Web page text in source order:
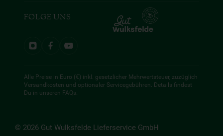
FOLGE UNS
Alle Preise in Euro (€) inkl. gesetzlicher Mehrwertsteuer, zuzüglich
Versandkosten und optionaler Servicegebühren. Details findest
Du in unseren FAQs.
© 2026 Gut Wulksfelde Lieferservice GmbH